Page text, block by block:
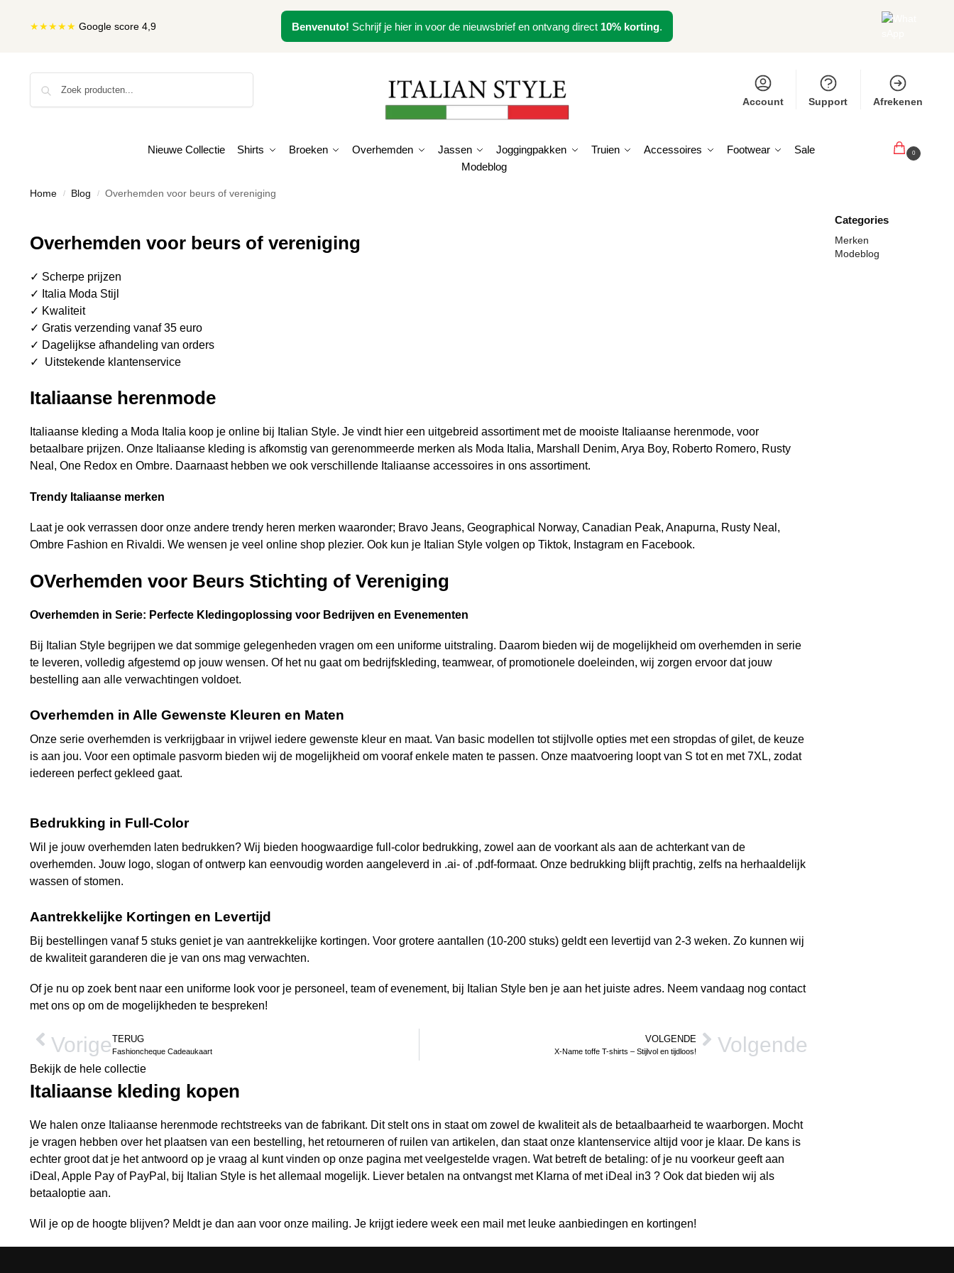
★★★★★ Google score 4,9 Benvenuto! Schrijf je hier in voor de nieuwsbrief en ontvang direct 10% korting.
Account Support Afrekenen
Nieuwe Collectie Shirts Broeken Overhemden Jassen Joggingpakken Truien Accessoires Footwear
Sale
Modeblog
0
Home / Blog / Overhemden voor beurs of vereniging
Overhemden voor beurs of vereniging
✓ Scherpe prijzen
✓ Italia Moda Stijl
✓ Kwaliteit
✓ Gratis verzending vanaf 35 euro
✓ Dagelijkse afhandeling van orders
✓ Uitstekende klantenservice
Italiaanse herenmode
Italiaanse kleding a Moda Italia koop je online bij Italian Style. Je vindt hier een uitgebreid assortiment met de mooiste Italiaanse herenmode, voor
betaalbare prijzen. Onze Italiaanse kleding is afkomstig van gerenommeerde merken als Moda Italia, Marshall Denim, Arya Boy, Roberto Romero, Rusty
Neal, One Redox en Ombre. Daarnaast hebben we ook verschillende Italiaanse accessoires in ons assortiment.
Trendy Italiaanse merken
Laat je ook verrassen door onze andere trendy heren merken waaronder; Bravo Jeans, Geographical Norway, Canadian Peak, Anapurna, Rusty Neal,
Ombre Fashion en Rivaldi. We wensen je veel online shop plezier. Ook kun je Italian Style volgen op Tiktok, Instagram en Facebook.
OVerhemden voor Beurs Stichting of Vereniging
Overhemden in Serie: Perfecte Kledingoplossing voor Bedrijven en Evenementen
Bij Italian Style begrijpen we dat sommige gelegenheden vragen om een uniforme uitstraling. Daarom bieden wij de mogelijkheid om overhemden in serie
te leveren, volledig afgestemd op jouw wensen. Of het nu gaat om bedrijfskleding, teamwear, of promotionele doeleinden, wij zorgen ervoor dat jouw
bestelling aan alle verwachtingen voldoet.
Overhemden in Alle Gewenste Kleuren en Maten
Onze serie overhemden is verkrijgbaar in vrijwel iedere gewenste kleur en maat. Van basic modellen tot stijlvolle opties met een stropdas of gilet, de keuze
is aan jou. Voor een optimale pasvorm bieden wij de mogelijkheid om vooraf enkele maten te passen. Onze maatvoering loopt van S tot en met 7XL, zodat
iedereen perfect gekleed gaat.
Bedrukking in Full-Color
Wil je jouw overhemden laten bedrukken? Wij bieden hoogwaardige full-color bedrukking, zowel aan de voorkant als aan de achterkant van de
overhemden. Jouw logo, slogan of ontwerp kan eenvoudig worden aangeleverd in .ai- of .pdf-formaat. Onze bedrukking blijft prachtig, zelfs na herhaaldelijk
wassen of stomen.
Aantrekkelijke Kortingen en Levertijd
Bij bestellingen vanaf 5 stuks geniet je van aantrekkelijke kortingen. Voor grotere aantallen (10-200 stuks) geldt een levertijd van 2-3 weken. Zo kunnen wij
de kwaliteit garanderen die je van ons mag verwachten.
Of je nu op zoek bent naar een uniforme look voor je personeel, team of evenement, bij Italian Style ben je aan het juiste adres. Neem vandaag nog contact
met ons op om de mogelijkheden te bespreken!
VorigeTERUG
Fashioncheque Cadeaukaart
VOLGENDE
X-Name toffe T-shirts – Stijlvol en tijdloos! Volgende
Bekijk de hele collectie
Italiaanse kleding kopen
We halen onze Italiaanse herenmode rechtstreeks van de fabrikant. Dit stelt ons in staat om zowel de kwaliteit als de betaalbaarheid te waarborgen. Mocht
je vragen hebben over het plaatsen van een bestelling, het retourneren of ruilen van artikelen, dan staat onze klantenservice altijd voor je klaar. De kans is
echter groot dat je het antwoord op je vraag al kunt vinden op onze pagina met veelgestelde vragen. Wat betreft de betaling: of je nu voorkeur geeft aan
iDeal, Apple Pay of PayPal, bij Italian Style is het allemaal mogelijk. Liever betalen na ontvangst met Klarna of met iDeal in3 ? Ook dat bieden wij als
betaaloptie aan.
Wil je op de hoogte blijven? Meldt je dan aan voor onze mailing. Je krijgt iedere week een mail met leuke aanbiedingen en kortingen!
Categories
Merken
Modeblog